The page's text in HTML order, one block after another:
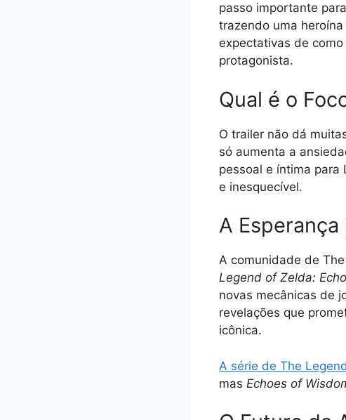
passo importante
trazendo uma
expectativas de
protagonista.
Qual é o
O trailer não dá
só aumenta a
pessoal e íntima para
e inesquecível.
A
A comunidade de
Legend of Zelda:
novas mecânicas de
revelações que
icônica.
A série de The
mas Echoes of